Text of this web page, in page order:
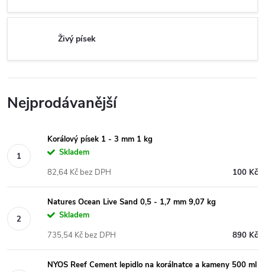
Živý písek
Nejprodávanější
Korálový písek 1 - 3 mm 1 kg
Skladem
100 Kč
82,64 Kč bez DPH
Natures Ocean Live Sand 0,5 - 1,7 mm 9,07 kg
Skladem
890 Kč
735,54 Kč bez DPH
NYOS Reef Cement lepidlo na korálnatce a kameny 500 ml